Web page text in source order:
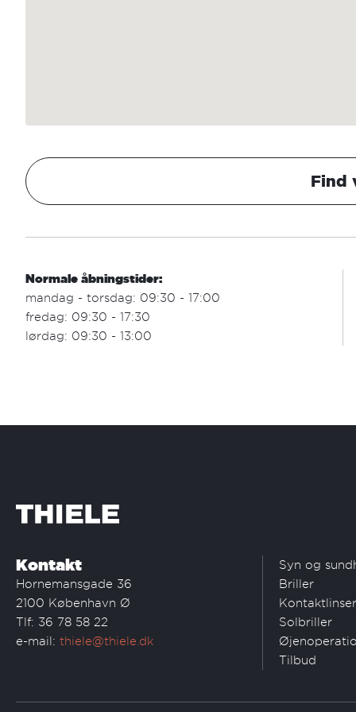
Find
Normale åbningstider:
mandag - torsdag: 09:30 - 17:00
fredag: 09:30 - 17:30
lørdag: 09:30 - 13:00
Kontakt
Hornemansgade 36
2100 København Ø
Tlf: 36 78 58 22
e-mail: thiele@thiele.dk
Syn og
Briller
Kontaktlinser
Solbriller
Tilbud